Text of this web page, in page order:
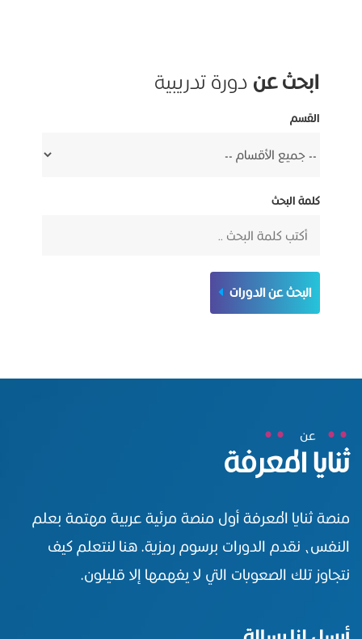
ابحث عن دورة تدريبية
القسم
كلمة البحث
البحث عن الدورات
عن
ثنايا المعرفة
منصة ثنايا المعرفة أول منصة مرئية عربية مهتمة بعلم
النفس، نقدم الدورات برسوم رمزية. هنا لنتعلم كيف
نتجاوز تلك الصعوبات التي لا يفهمها إلا قليلون.